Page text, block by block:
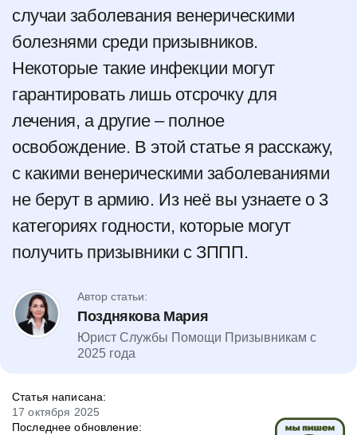
случаи заболевания венерическими
болезнями среди призывников.
Некоторые такие инфекции могут
гарантировать лишь отсрочку для
лечения, а другие – полное
освобождение. В этой статье я расскажу,
с какими венерическими заболеваниями
не берут в армию. Из неё вы узнаете о 3
категориях годности, которые могут
получить призывники с ЗППП.
Автор статьи:
Позднякова Мария
Юрист Службы Помощи Призывникам с
2025 года
Статья написана:
17 октября 2025
Последнее обновление: